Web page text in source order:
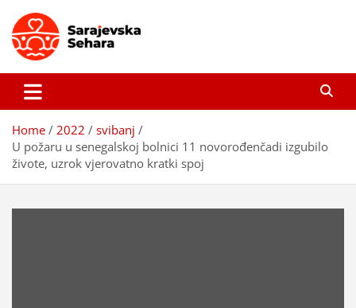
content
Sarajevska sehara
Home 2022
svibanj
U požaru u senegalskoj bolnici 11 novorođenčadi izgubilo
živote, uzrok vjerovatno kratki spoj